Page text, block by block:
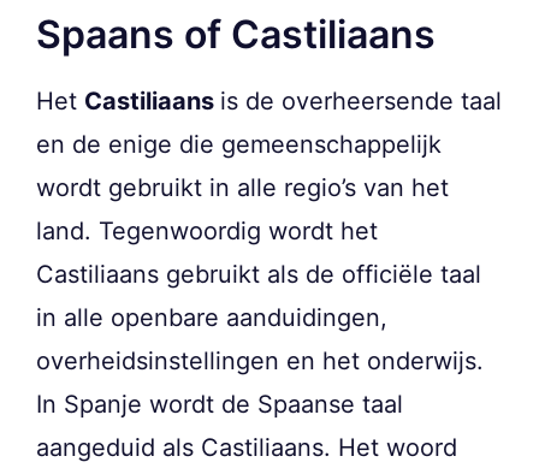
Spaans of Castiliaans
Het Castiliaans is de overheersende taal
en de enige die gemeenschappelijk
wordt gebruikt in alle regio’s van het
land. Tegenwoordig wordt het
Castiliaans gebruikt als de officiële taal
in alle openbare aanduidingen,
overheidsinstellingen en het onderwijs.
In Spanje wordt de Spaanse taal
aangeduid als Castiliaans. Het woord